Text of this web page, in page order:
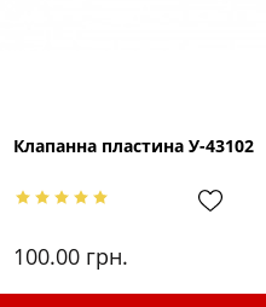
Клапанна пластина У-43102
100.00 грн.